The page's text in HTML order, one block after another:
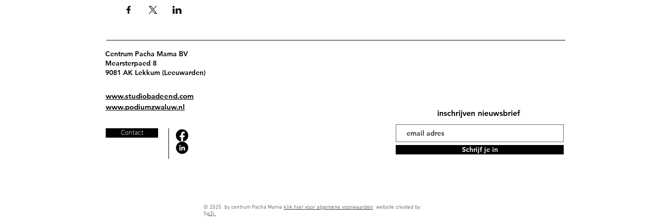
Centrum Pacha Mama BV
Mearsterpaed 8
9081 AK Lekkum (Leeuwarden)
www.studiobadeend.com
www.podiumzwaluw.nl
Contact
inschrijven nieuwsbrief
Schrijf je in
© 2025 by centrum Pacha Mama klik hier voor algemene voorwaarden website created by
Sp3j